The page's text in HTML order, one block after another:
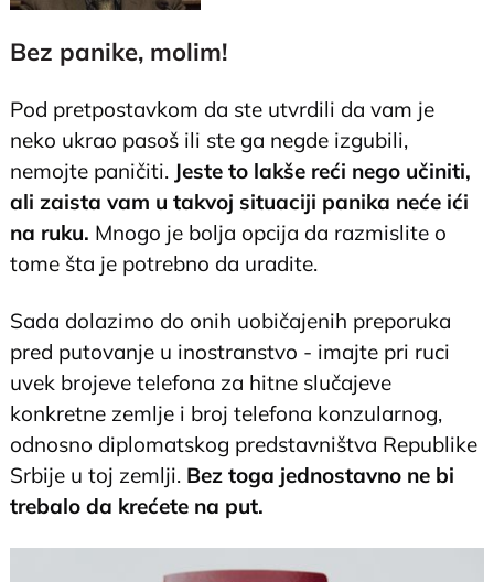
Bez panike, molim!
Pod pretpostavkom da ste utvrdili da vam je
neko ukrao pasoš ili ste ga negde izgubili,
nemojte paničiti. Jeste to lakše reći nego učiniti,
ali zaista vam u takvoj situaciji panika neće ići
na ruku. Mnogo je bolja opcija da razmislite o
tome šta je potrebno da uradite.
Sada dolazimo do onih uobičajenih preporuka
pred putovanje u inostranstvo - imajte pri ruci
uvek brojeve telefona za hitne slučajeve
konkretne zemlje i broj telefona konzularnog,
odnosno diplomatskog predstavništva Republike
Srbije u toj zemlji. Bez toga jednostavno ne bi
trebalo da krećete na put.